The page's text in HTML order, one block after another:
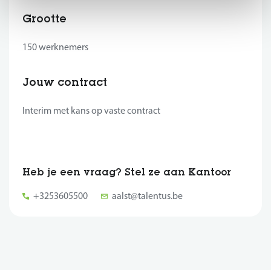
Grootte
150 werknemers
Jouw contract
Interim met kans op vaste contract
Heb je een vraag? Stel ze aan Kantoor
+3253605500 aalst@talentus.be